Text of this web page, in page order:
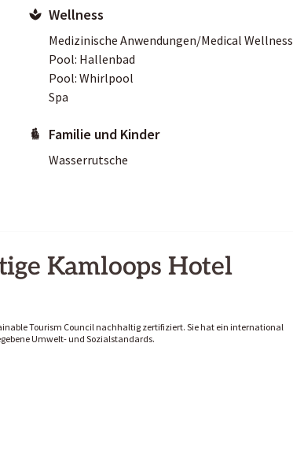
Wellness
Medizinische Anwendungen/Medical Wellness
Pool: Hallenbad
Pool: Whirlpool
Spa
Familie und Kinder
Wasserrutsche
Kamloops Hotel
Tourism Council nachhaltig zertifiziert. Sie hat ein international
Umwelt- und Sozialstandards.